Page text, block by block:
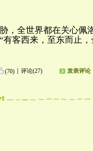
，全世界都在关心佩
客西来，至东而止，
(70) 评论(27) 发表评论